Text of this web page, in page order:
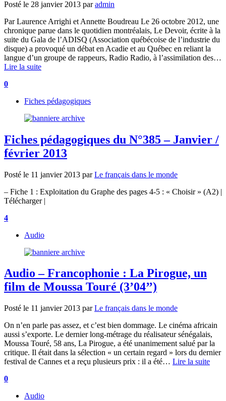
Posté le 28 janvier 2013 par admin
Par Laurence Arrighi et Annette Boudreau Le 26 octobre 2012, une
chronique parue dans le quotidien montréalais, Le Devoir, écrite à la
suite du Gala de l’ADISQ (Association québécoise de l’industrie du
disque) a provoqué un débat en Acadie et au Québec en reliant la
langue d’un groupe de rappeurs, Radio Radio, à l’assimilation des…
Lire la suite
0
Fiches pédagogiques
Fiches pédagogiques du N°385 – Janvier /
février 2013
Posté le 11 janvier 2013 par Le français dans le monde
– Fiche 1 : Exploitation du Graphe des pages 4-5 : « Choisir » (A2) |
Télécharger |
4
Audio
Audio – Francophonie : La Pirogue, un
film de Moussa Touré (3’04’’)
Posté le 11 janvier 2013 par Le français dans le monde
On n’en parle pas assez, et c’est bien dommage. Le cinéma africain
aussi s’exporte. Le dernier long-métrage du réalisateur sénégalais,
Moussa Touré, 58 ans, La Pirogue, a été unanimement salué par la
critique. Il était dans la sélection « un certain regard » lors du dernier
festival de Cannes et a reçu plusieurs prix : il a été… Lire la suite
0
Audio